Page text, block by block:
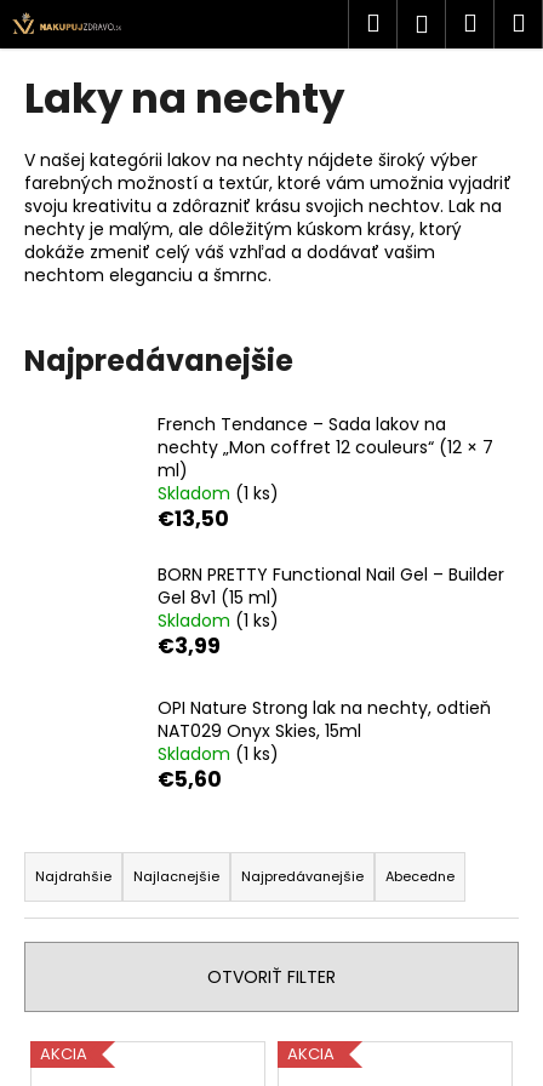
Prejsť
na
obsah
Hľadať
Laky na nechty
V našej kategórii lakov na nechty nájdete široký výber
farebných možností a textúr, ktoré vám umožnia vyjadriť
svoju kreativitu a zdôrazniť krásu svojich nechtov. Lak na
nechty je malým, ale dôležitým kúskom krásy, ktorý
dokáže zmeniť celý váš vzhľad a dodávať vašim
nechtom eleganciu a šmrnc.
Najpredávanejšie
French Tendance – Sada lakov na
nechty „Mon coffret 12 couleurs“ (12 × 7
ml)
Skladom (1 ks)
€13,50
BORN PRETTY Functional Nail Gel – Builder
Gel 8v1 (15 ml)
Skladom (1 ks)
€3,99
OPI Nature Strong lak na nechty, odtieň
NAT029 Onyx Skies, 15ml
Skladom (1 ks)
€5,60
R
a
d
e
i
e
p
Najdrahšie Najlacnejšie Najpredávanejšie Abecedne
OTVORIŤ FILTER
VAKCIA AKCIA
K
o
o
p
o
t
r
b
u
O
o
r
ú